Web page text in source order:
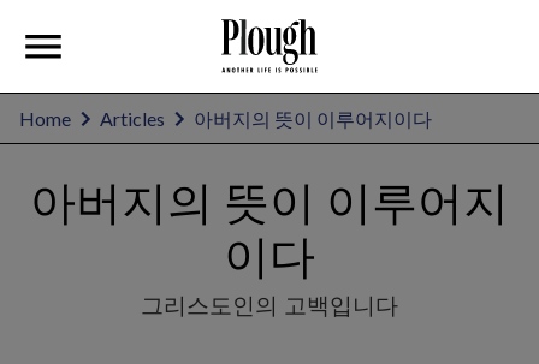
Home Articles 아버지의 뜻이 이루어지이다
아버지의 뜻이 이루어지
이다
그리스도인의 고백입니다